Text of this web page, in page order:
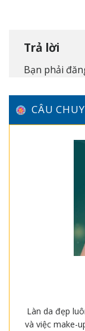
Trả lời
Bạn phải
CÂU
Làn da đẹp
và việc make-